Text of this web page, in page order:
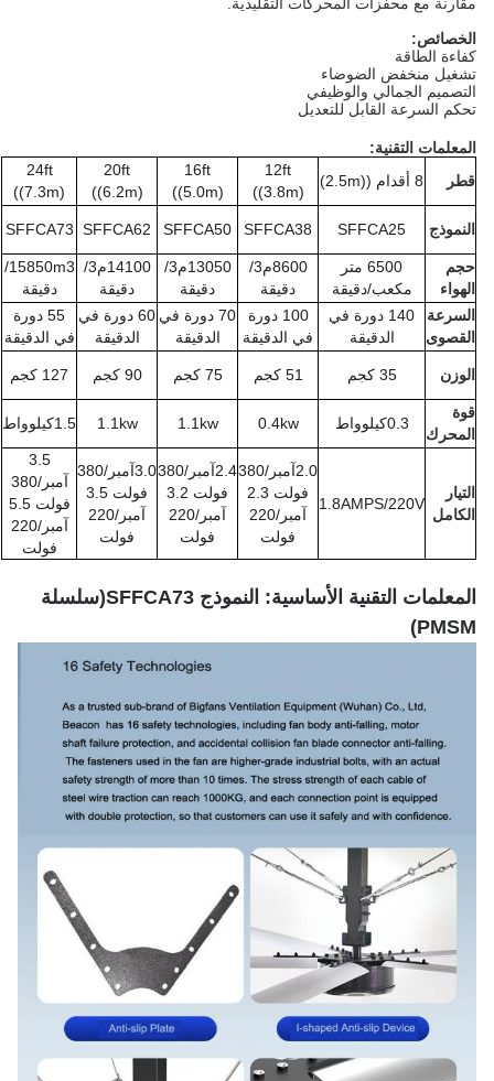
الخصائص:
كفاءة الطاقة
تشغيل منخفض الضوضاء
التصميم الجمالي والوظيفي
تحكم السرعة القابل للتعديل
المعلمات التقنية:
قطر
12ft
((3.8m)
16ft
((5.0m)
20ft
((6.2m)
24ft
((7.3m)
النموذج SFFCA25
SFFCA38
SFFCA50
SFFCA62
SFFCA73
حجم
الهواء
6500 متر
مكعب/دقيقة
8600م3
/
دقيقة
13050م3
/
دقيقة
14100م3
/
دقيقة
15850m3
/
دقيقة
السرعة
القصوى
140 دورة في
الدقيقة
100 دورة
في الدقيقة
70 دورة في
الدقيقة
60 دورة في
الدقيقة
55 دورة
في الدقيقة
الوزن 35 كجم 51 كجم 75 كجم 90 كجم 127 كجم
قوة
المحرك
0.3كيلوواط 0.4kw
1.1kw
1.1kw 1.5كيلوواط
التيار
الكامل
1.8AMPS/220V
2.0آمبر/380
فولت 2.3
آمبر/220
فولت
2.4آمبر/380
فولت 3.2
آمبر/220
فولت
3.0آمبر/380
فولت 3.5
آمبر/220
فولت
3.5
آمبر/380
فولت 5.5
آمبر/220
فولت
المعلمات التقنية الأساسية: النموذج SFFCA73 (سلسلة
PMSM
)